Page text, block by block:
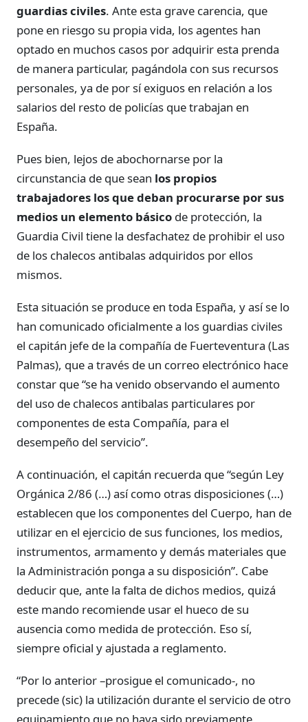
guardias civiles. Ante esta grave carencia, que
pone en riesgo su propia vida, los agentes han
optado en muchos casos por adquirir esta prenda
de manera particular, pagándola con sus recursos
personales, ya de por sí exiguos en relación a los
salarios del resto de policías que trabajan en
España.
Pues bien, lejos de abochornarse por la
circunstancia de que sean los propios
trabajadores los que deban procurarse por sus
medios un elemento básico de protección, la
Guardia Civil tiene la desfachatez de prohibir el uso
de los chalecos antibalas adquiridos por ellos
mismos.
Esta situación se produce en toda España, y así se lo
han comunicado oficialmente a los guardias civiles
el capitán jefe de la compañía de Fuerteventura (Las
Palmas), que a través de un correo electrónico hace
constar que “se ha venido observando el aumento
del uso de chalecos antibalas particulares por
componentes de esta Compañía, para el
desempeño del servicio”.
A continuación, el capitán recuerda que “según Ley
Orgánica 2/86 (…) así como otras disposiciones (…)
establecen que los componentes del Cuerpo, han de
utilizar en el ejercicio de sus funciones, los medios,
instrumentos, armamento y demás materiales que
la Administración ponga a su disposición”. Cabe
deducir que, ante la falta de dichos medios, quizá
este mando recomiende usar el hueco de su
ausencia como medida de protección. Eso sí,
siempre oficial y ajustada a reglamento.
“Por lo anterior –prosigue el comunicado-, no
precede (sic) la utilización durante el servicio de otro